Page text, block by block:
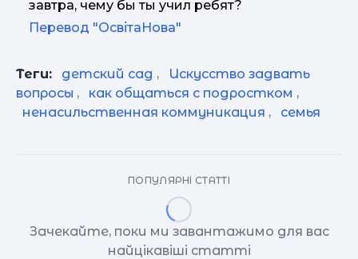
завтра, чему бы ты учил ребят?
Перевод "ОсвітаНова"
Теги: детский сад ,
Искусство задвать
вопросы , как общаться с подростком ,
ненасильственная коммуникация , семья
ПОПУЛЯРНІ СТАТТІ
Зачекайте, поки ми завантажимо для вас
найцікавіші статті